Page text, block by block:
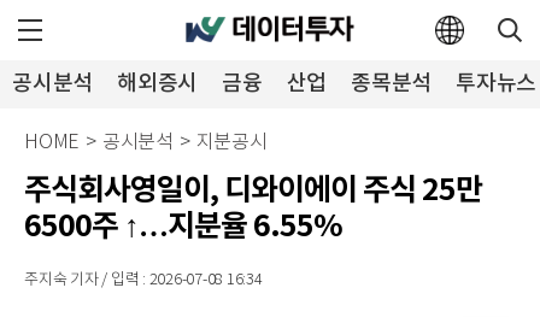
공시분석 해외증시 금융 산업 종목분석 투자뉴스
HOME > 공시분석 > 지분공시
주식회사영일이, 디와이에이 주식 25만
6500주 ↑…지분율 6.55%
주지숙 기자 / 입력 : 2026-07-08 16:34